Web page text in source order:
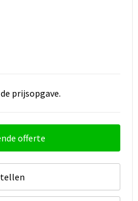
prijsopgave.
offerte